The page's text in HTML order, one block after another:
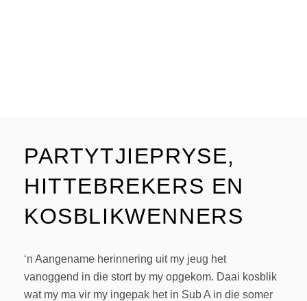
PARTYTJIEPRYSE,
HITTEBREKERS EN
KOSBLIKWENNERS
‘n Aangename herinnering uit my jeug het
vanoggend in die stort by my opgekom. Daai kosblik
wat my ma vir my ingepak het in Sub A in die somer